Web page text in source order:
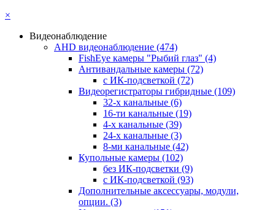
×
Видеонаблюдение
AHD видеонаблюдение (474)
FishEye камеры "Рыбий глаз" (4)
Антивандальные камеры (72)
с ИК-подсветкой (72)
Видеорегистраторы гибридные (109)
32-х канальные (6)
16-ти канальные (19)
4-х канальные (39)
24-х канальные (3)
8-ми канальные (42)
Купольные камеры (102)
без ИК-подсветки (9)
с ИК-подсветкой (93)
Дополнительные аксессуары, модули,
опции. (3)